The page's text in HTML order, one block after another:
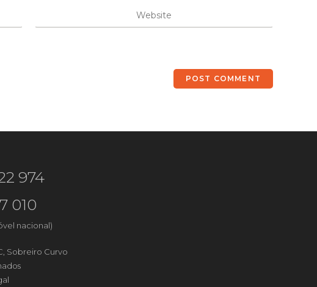
974
010
nacional)
Sobreiro Curvo